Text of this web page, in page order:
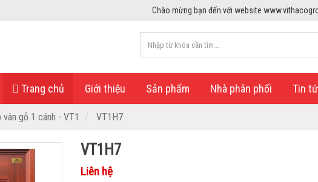
Chào mừng bạn đến với website
Trang chủ Giới thiệu Sản phẩm Nhà phân phối Tin
vân gỗ 1 cánh - VT1 VT1H7
VT1H7
Liên hệ